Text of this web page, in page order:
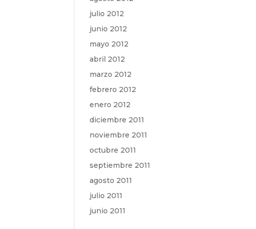
julio 2012
junio 2012
mayo 2012
abril 2012
marzo 2012
febrero 2012
enero 2012
diciembre 2011
noviembre 2011
octubre 2011
septiembre 2011
agosto 2011
julio 2011
junio 2011